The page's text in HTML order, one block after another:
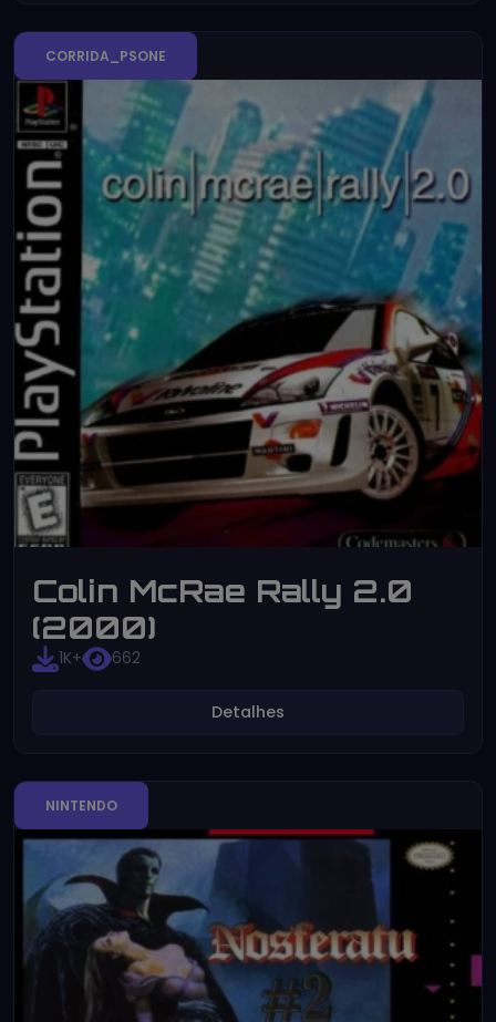
CORRIDA_PSONE
Colin McRae Rally 2.0
(2000)
1K+ 662
Detalhes
NINTENDO